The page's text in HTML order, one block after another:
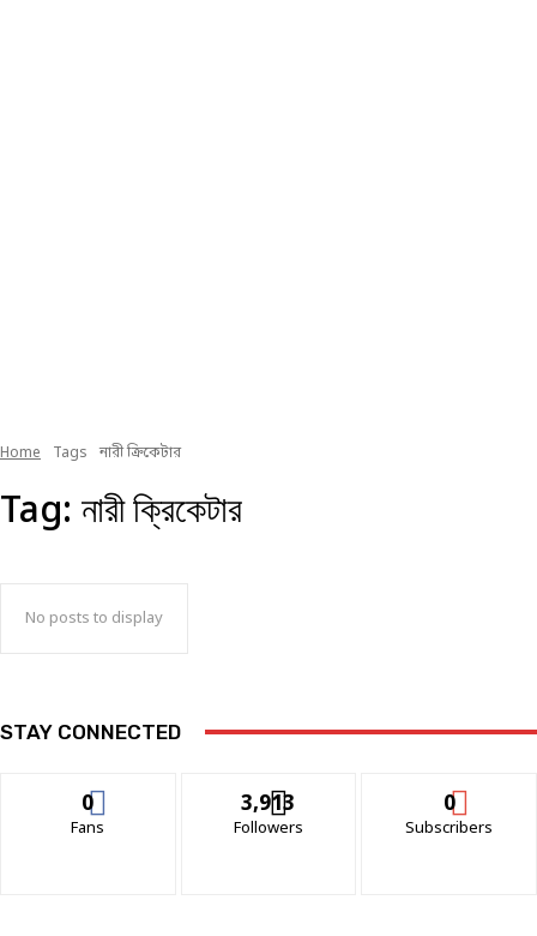
Home Tags নারী ক্রিকেটার
Tag: নারী ক্রিকেটার
No posts to display
STAY CONNECTED
0
Fans
3,913
Followers
0
Subscribers